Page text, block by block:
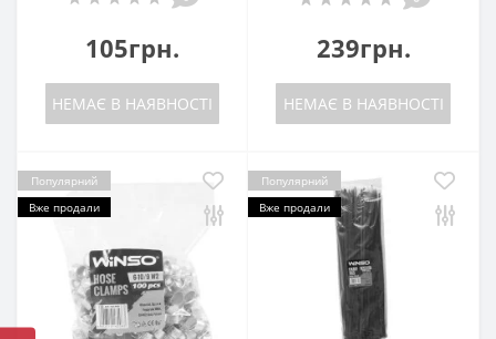
105грн.
НЕМАЄ В НАЯВНОСТІ
239грн.
НЕМАЄ В НАЯВНОСТІ
Популярний
Вже продали
Популярний
Вже продали